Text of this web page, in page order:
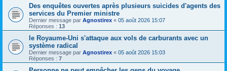
Des enquêtes ouvertes après plusieurs suicides d'agents des
services du Premier ministre
Dernier message par Agnostirex « 05 août 2026 15:07
Réponses : 13
le Royaume-Uni s'attaque aux vols de carburants avec un
système radical
Dernier message par Agnostirex « 05 août 2026 15:03
Réponses : 7